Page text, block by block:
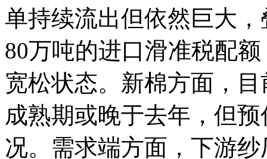
单持续流出但依然巨大
80万吨的进口滑准税配
宽松状态。新棉方面，
成熟期或晚于去年，但
况。需求端方面，下游